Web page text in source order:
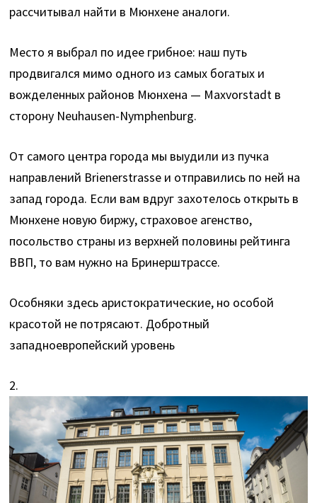
рассчитывал найти в Мюнхене аналоги.
Место я выбрал по идее грибное: наш путь
продвигался мимо одного из самых богатых и
вожделенных районов Мюнхена — Maxvorstadt в
сторону Neuhausen-Nymphenburg.
От самого центра города мы выудили из пучка
направлений Brienerstrasse и отправились по ней на
запад города. Если вам вдруг захотелось открыть в
Мюнхене новую биржу, страховое агенство,
посольство страны из верхней половины рейтинга
ВВП, то вам нужно на Бринерштрассе.
Особняки здесь аристократические, но особой
красотой не потрясают. Добротный
западноевропейский уровень
2.